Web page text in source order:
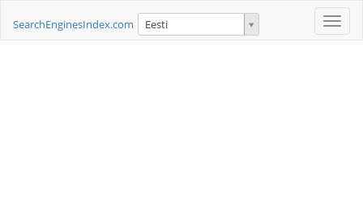
Toggle
SearchEnginesIndex.com Eesti